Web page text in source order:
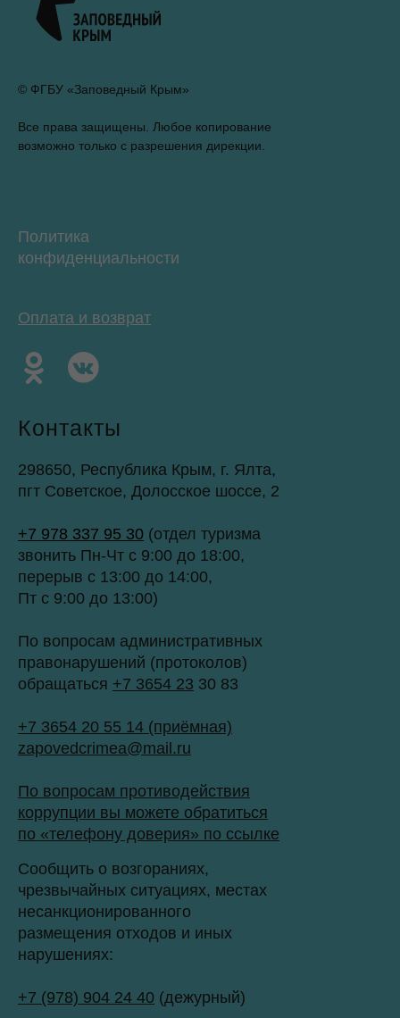
Политика
конфиденциальности
Оплата и возврат
Контакты
298650, Республика Крым, г. Ялта,
пгт Советское, Долосское шоссе, 2
+7 978 337 95 30 (отдел туризма
звонить Пн-Чт с 9:00 до 18:00,
перерыв с 13:00 до 14:00,
Пт с 9:00 до 13:00)
По вопросам административных
правонарушений (протоколов)
обращаться +7 3654 23 30 83
+7 3654 20 55 14 (приёмная)
zapovedcrimea@mail.ru
По вопросам противодействия
коррупции вы можете обратиться
по «телефону доверия» по ссылке
© ФГБУ «Заповедный Крым»
Все права защищены. Любое копирование
возможно только с разрешения дирекции.
Сообщить о возгораниях,
чрезвычайных ситуациях, местах
несанкционированного
размещения отходов и иных
нарушениях:
+7 (978) 904 24 40 (дежурный)